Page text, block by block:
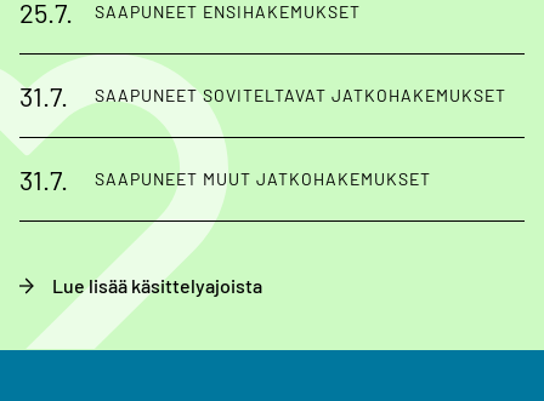
25.7. SAAPUNEET ENSIHAKEMUKSET
31.7. SAAPUNEET SOVITELTAVAT JATKOHAKEMUKSET
31.7. SAAPUNEET MUUT JATKOHAKEMUKSET
Lue lisää käsittelyajoista